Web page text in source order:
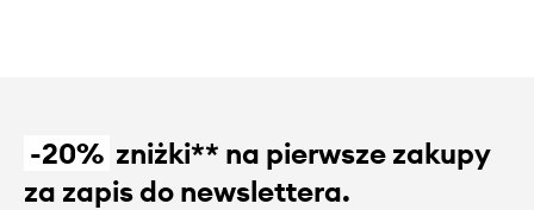
-20% zniżki** na pierwsze zakupy
za zapis do newslettera.